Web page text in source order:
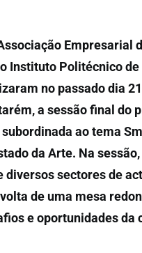
Empresarial
Instituto Politécnico de
no passado dia
a sessão final do
ao tema
da Arte. Na sessão,
diversos sectores de
de uma mesa
e oportunidades da